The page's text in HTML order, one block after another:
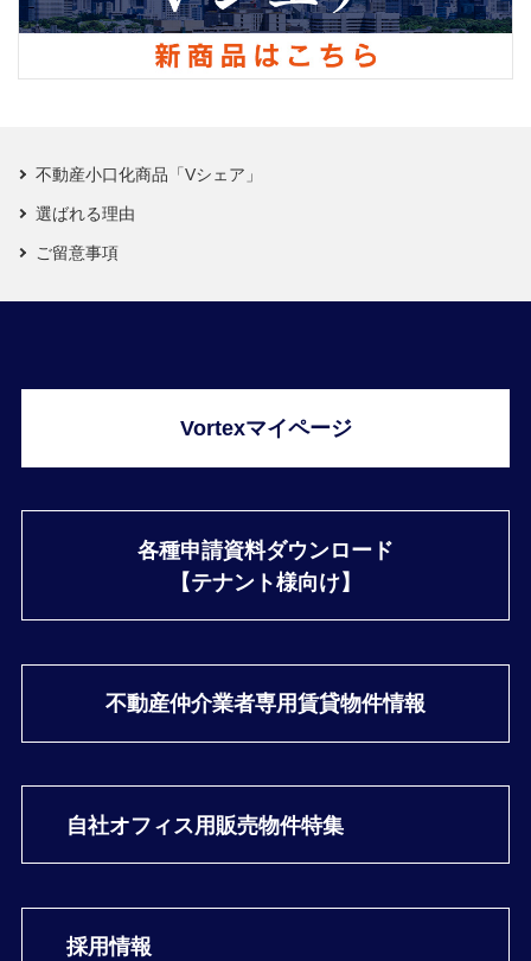
不動産小口化商品「Vシェア」
選ばれる理由
ご留意事項
Vortexマイページ
各種申請資料ダウンロード
【テナント様向け】
不動産仲介業者専用賃貸物件情報
自社オフィス用販売物件特集
採用情報